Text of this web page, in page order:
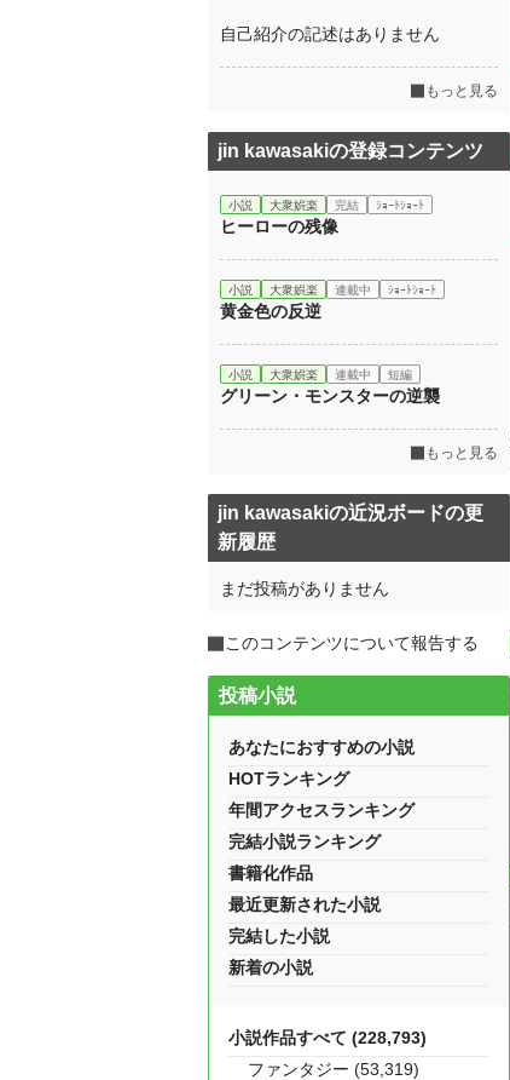
自己紹介の記述はありません
もっと見る
jin kawasakiの登録コンテンツ
小説 大衆娯楽 完結 ｼｮｰﾄｼｮｰﾄ
ヒーローの残像
小説 大衆娯楽 連載中 ｼｮｰﾄｼｮｰﾄ
黄金色の反逆
小説 大衆娯楽 連載中 短編
グリーン・モンスターの逆襲
もっと見る
jin kawasakiの近況ボードの更
新履歴
まだ投稿がありません
このコンテンツについて報告する
投稿小説
あなたにおすすめの小説
HOTランキング
年間アクセスランキング
完結小説ランキング
書籍化作品
最近更新された小説
完結した小説
新着の小説
小説作品すべて (228,793)
ファンタジー (53,319)